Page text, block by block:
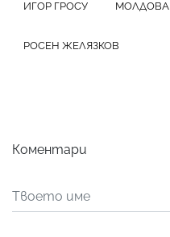
ИГОР ГРОСУ МОЛДОВА
РОСЕН ЖЕЛЯЗКОВ
Коментари